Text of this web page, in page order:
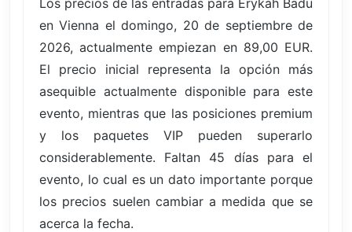
en Vienna el domingo, 20 de septiembre de
2026, actualmente empiezan en 89,00 EUR.
El precio inicial representa la opción más
asequible actualmente disponible para este
evento, mientras que las posiciones premium
y los paquetes VIP pueden superarlo
considerablemente. Faltan 45 días para el
evento, lo cual es un dato importante porque
los precios suelen cambiar a medida que se
acerca la fecha.